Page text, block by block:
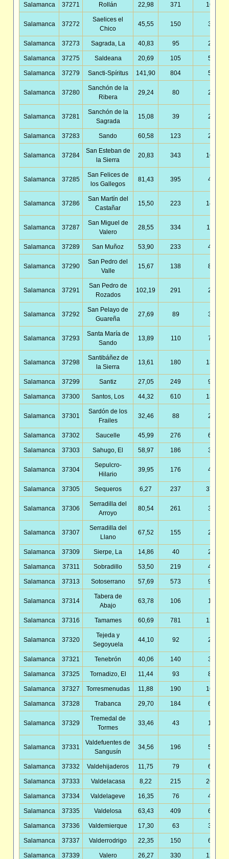
Salamanca 37271 Rollán 22,98 371 16,15
Salamanca 37272
Saelices el
Chico
45,55 150 3,29
Salamanca 37273 Sagrada, La 40,83 95 2,33
Salamanca 37275 Saldeana 20,69 105 5,07
Salamanca 37279 Sancti-Spíritus 141,90 804 5,67
Salamanca 37280
Sanchón de la
Ribera
29,24 80 2,74
Salamanca 37281
Sanchón de la
Sagrada
15,08 39 2,59
Salamanca 37283 Sando 60,58 123 2,03
Salamanca 37284
San Esteban de
la Sierra
20,83 343 16,47
Salamanca 37285
San Felices de
los Gallegos
81,43 395 4,85
Salamanca 37286
San Martín del
Castañar
15,50 223 14,38
Salamanca 37287
San Miguel de
Valero
28,55 334 11,70
Salamanca 37289 San Muñoz 53,90 233 4,32
Salamanca 37290
San Pedro del
Valle
15,67 138 8,81
Salamanca 37291
San Pedro de
Rozados
102,19 291 2,85
Salamanca 37292
San Pelayo de
Guareña
27,69 89 3,21
Salamanca 37293
Santa María de
Sando
13,89 110 7,92
Salamanca 37298
Santibáñez de
la Sierra
13,61 180 13,23
Salamanca 37299 Santiz 27,05 249 9,20
Salamanca 37300 Santos, Los 44,32 610 13,76
Salamanca 37301
Sardón de los
Frailes
32,46 88 2,71
Salamanca 37302 Saucelle 45,99 276 6,00
Salamanca 37303 Sahugo, El 58,97 186 3,15
Salamanca 37304
Sepulcro-
Hilario
39,95 176 4,41
Salamanca 37305 Sequeros 6,27 237 37,80
Salamanca 37306
Serradilla del
Arroyo
80,54 261 3,24
Salamanca 37307
Serradilla del
Llano
67,52 155 2,30
Salamanca 37309 Sierpe, La 14,86 40 2,69
Salamanca 37311 Sobradillo 53,50 219 4,09
Salamanca 37313 Sotoserrano 57,69 573 9,93
Salamanca 37314
Tabera de
Abajo
63,78 106 1,66
Salamanca 37316 Tamames 60,69 781 12,87
Salamanca 37320
Tejeda y
Segoyuela
44,10 92 2,09
Salamanca 37321 Tenebrón 40,06 140 3,49
Salamanca 37325 Tornadizo, El 11,44 93 8,13
Salamanca 37327 Torresmenudas 11,88 190 16,00
Salamanca 37328 Trabanca 29,70 184 6,20
Salamanca 37329
Tremedal de
Tormes
33,46 43 1,29
Salamanca 37331
Valdefuentes de
Sangusín
34,56 196 5,67
Salamanca 37332 Valdehijaderos 11,75 79 6,72
Salamanca 37333 Valdelacasa 8,22 215 26,17
Salamanca 37334 Valdelageve 16,35 76 4,65
Salamanca 37335 Valdelosa 63,43 409 6,45
Salamanca 37336 Valdemierque 17,30 63 3,64
Salamanca 37337 Valderrodrigo 22,35 150 6,71
Salamanca 37339 Valero 26,27 330 12,56